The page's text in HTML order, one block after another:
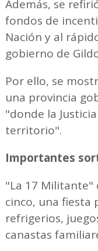
Además, se
fondos de
Nación y al
gobierno de
Por ello, se
una provincia
"donde la
territorio".
Importantes
"La 17 Militante"
cinco, una fiesta
refrigerios,
canastas